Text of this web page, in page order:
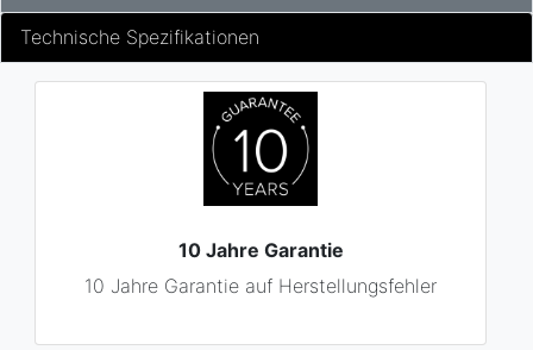
Technische Spezifikationen
10 Jahre Garantie
10 Jahre Garantie auf Herstellungsfehler